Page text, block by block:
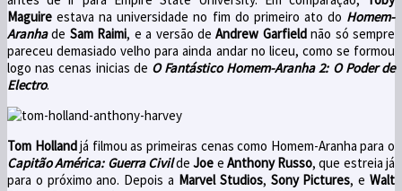
Maguire estava na universidade no fim do primeiro ato do Homem-
Aranhade Sam Raimi, e a versão deAndrew Garfieldnão só sempre
pareceu demasiado velho para ainda andar no liceu, como se formou
logo nas cenas inicias de O Fantástico Homem-Aranha 2: O Poder de
Electro.
Tom Hollandjá filmou as primeiras cenas como Homem-Aranha para o
Capitão América: Guerra CivildeJoe e Anthony Russo, que estreia já
para o próximo ano. Depois a Marvel Studios, Sony Pictures, eWalt